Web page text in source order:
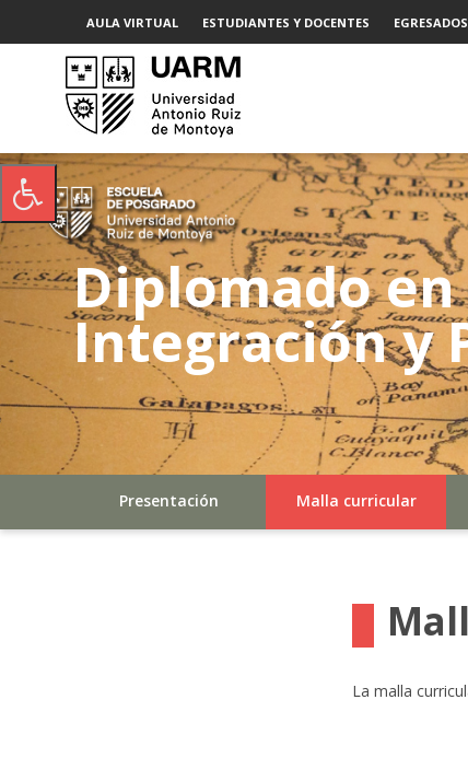
AULA VIRTUAL ESTUDIANTES Y DOCENTES EGRESADOS
Diplomado
Integración y
Presentación Malla curricular
La malla